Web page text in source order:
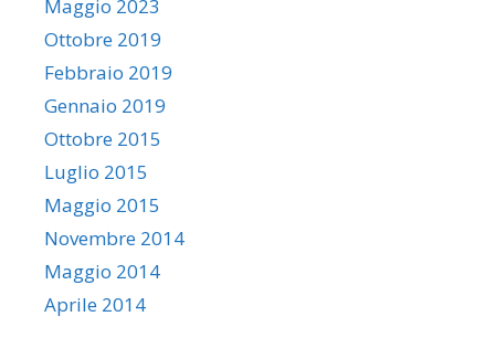
Maggio 2023
Ottobre 2019
Febbraio 2019
Gennaio 2019
Ottobre 2015
Luglio 2015
Maggio 2015
Novembre 2014
Maggio 2014
Aprile 2014